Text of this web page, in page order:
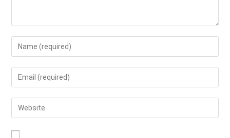
Enter
your
name
to
comment
Enter
your
email
address
Enter
your
website